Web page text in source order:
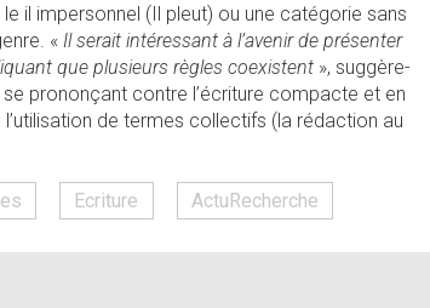
il impersonnel (Il pleut) ou une catégorie sans
«Il serait intéressant à l’avenir de présenter
que plusieurs règles coexistent », suggère-
prononçant contre l’écriture compacte et en
de termes collectifs (la rédaction au
Ecriture ActuRecherche